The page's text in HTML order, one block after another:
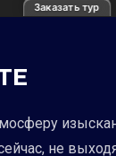
Заказать тур
не